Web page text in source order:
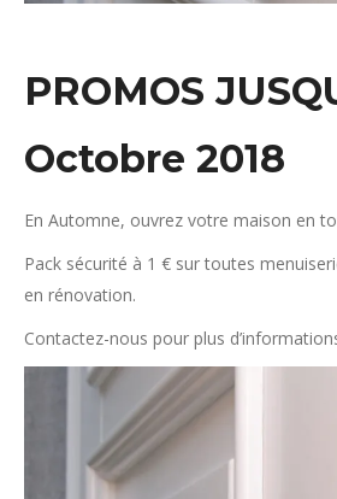
PROMOS
Octobre 2018
En Automne, ouvrez votre maison en
Pack sécurité à 1 € sur toutes
en rénovation.
Contactez-nous pour plus